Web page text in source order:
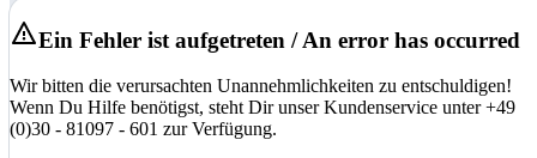
Ein Fehler ist aufgetreten / An error has occurred
Wir bitten die verursachten Unannehmlichkeiten zu entschuldigen!
Wenn Du Hilfe benötigst, steht Dir unser Kundenservice unter +49
(0)30 - 81097 - 601 zur Verfügung.